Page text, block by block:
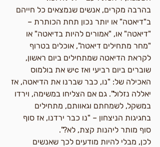
בהרבה מקרים, אנשים שנמצאים כל חייהם
ב"דיאטה" או יותר נכון תחת הכותרת –
"דיאטה" או, "אמורים להיות בדיאטה" או
"מחר מתחילים דיאטה", אוכלים בטרוף
לקראת הדיאטה שמתחילים ביום ראשון,
שוברים ביום רביעי ואז cיש את בולמוס
האכילה של: "נו, כבר שברנו את הדיאטה, אז
יאללה נזלול". גם אם הצליחו במשימה, וירדו
במשקל, לשמחתם וגאוותם, מתחילים
בחגיגות הניצחון – "נו כבר ירדנו, אז סוף
סוף מותר ליהנות קצת, לא?".
לכן, מבלי להיות מודעים לכך שאנשים